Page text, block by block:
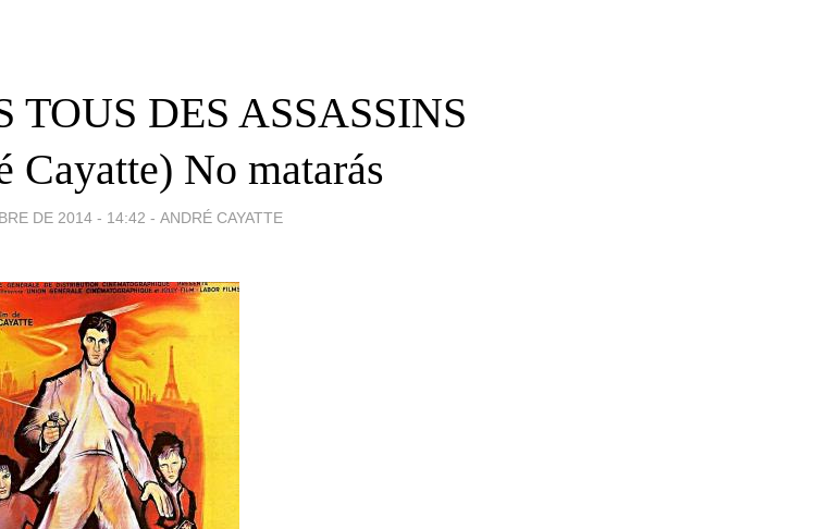
TOUS DES ASSASSINS
Cayatte) No matarás
DE 2014 - 14:42 - ANDRÉ CAYATTE